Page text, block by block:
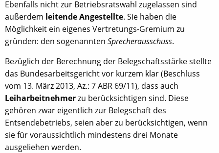
Ebenfalls nicht zur Betriebsratswahl zugelassen sind
außerdem leitende Angestellte. Sie haben die
Möglichkeit ein eigenes Vertretungs-Gremium zu
gründen: den sogenannten Sprecherausschuss.
Bezüglich der Berechnung der Belegschaftsstärke stellte
das Bundesarbeitsgericht vor kurzem klar (Beschluss
vom 13. März 2013, Az.: 7 ABR 69/11), dass auch
Leiharbeitnehmerzu berücksichtigen sind. Diese
gehören zwar eigentlich zur Belegschaft des
Entsendebetriebs, seien aber zu berücksichtigen, wenn
sie für voraussichtlich mindestens drei Monate
ausgeliehen werden.